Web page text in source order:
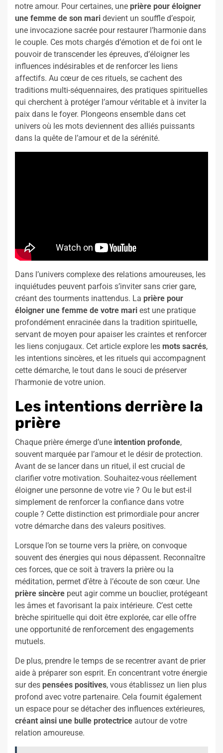
notre amour. Pour certaines, une prière pour éloigner
une femme de son mari devient un souffle d’espoir,
une invocazione sacrée pour restaurer l’harmonie dans
le couple. Ces mots chargés d’émotion et de foi ont le
pouvoir de transcender les épreuves, d’éloigner les
influences indésirables et de renforcer les liens
affectifs. Au cœur de ces rituels, se cachent des
traditions multi-séquennaires, des pratiques spirituelles
qui cherchent à protéger l’amour véritable et à inviter la
paix dans le foyer. Plongeons ensemble dans cet
univers où les mots deviennent des alliés puissants
dans la quête de l’amour et de la sérénité.
Dans l’univers complexe des relations amoureuses, les
inquiétudes peuvent parfois s’inviter sans crier gare,
créant des tourments inattendus. La prière pour
éloigner une femme de votre mari est une pratique
profondément enracinée dans la tradition spirituelle,
servant de moyen pour apaiser les craintes et renforcer
les liens conjugaux. Cet article explore les mots sacrés,
les intentions sincères, et les rituels qui accompagnent
cette démarche, le tout dans le souci de préserver
l’harmonie de votre union.
Les intentions derrière la
prière
Chaque prière émerge d’une intention profonde,
souvent marquée par l’amour et le désir de protection.
Avant de se lancer dans un rituel, il est crucial de
clarifier votre motivation. Souhaitez-vous réellement
éloigner une personne de votre vie ? Ou le but est-il
simplement de renforcer la confiance dans votre
couple ? Cette distinction est primordiale pour ancrer
votre démarche dans des valeurs positives.
Lorsque l’on se tourne vers la prière, on convoque
souvent des énergies qui nous dépassent. Reconnaître
ces forces, que ce soit à travers la prière ou la
méditation, permet d’être à l’écoute de son cœur. Une
prière sincère peut agir comme un bouclier, protégeant
les âmes et favorisant la paix intérieure. C’est cette
brèche spirituelle qui doit être explorée, car elle offre
une opportunité de renforcement des engagements
mutuels.
De plus, prendre le temps de se recentrer avant de prier
aide à préparer son esprit. En concentrant votre énergie
sur des pensées positives, vous établissez un lien plus
profond avec votre partenaire. Cela fournit également
un espace pour se détacher des influences extérieures,
créant ainsi une bulle protectrice autour de votre
relation amoureuse.